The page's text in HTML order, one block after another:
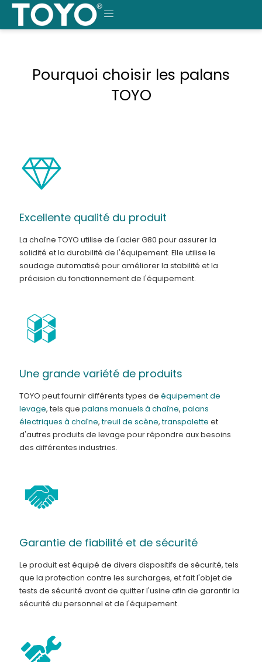
Skip
content
MENU
Pourquoi choisir les palans
TOYO
Excellente qualité du produit
La chaîne TOYO utilise de l'acier G80 pour assurer la
solidité et la durabilité de l'équipement. Elle utilise le
soudage automatisé pour améliorer la stabilité et la
précision du fonctionnement de l'équipement.
Une grande variété de produits
TOYO peut fournir différents types de équipement de
levage, tels que palans manuels à chaîne, palans
électriques à chaîne,treuil de scène,transpalette et
d'autres produits de levage pour répondre aux besoins
des différentes industries.
Garantie de fiabilité et de sécurité
Le produit est équipé de divers dispositifs de sécurité, tels
que la protection contre les surcharges, et fait l'objet de
tests de sécurité avant de quitter l'usine afin de garantir la
sécurité du personnel et de l'équipement.